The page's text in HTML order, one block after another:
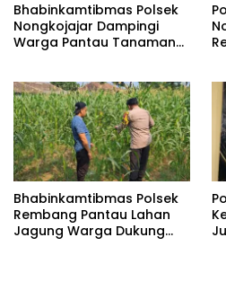
Bhabinkamtibmas Polsek
Nongkojajar Dampingi
Warga Pantau Tanaman
Nasional
Bhabinkamtibmas Polsek
Rembang Pantau Lahan
Jagung Warga Dukung